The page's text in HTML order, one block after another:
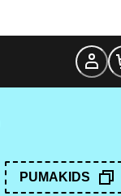
PUMAKIDS